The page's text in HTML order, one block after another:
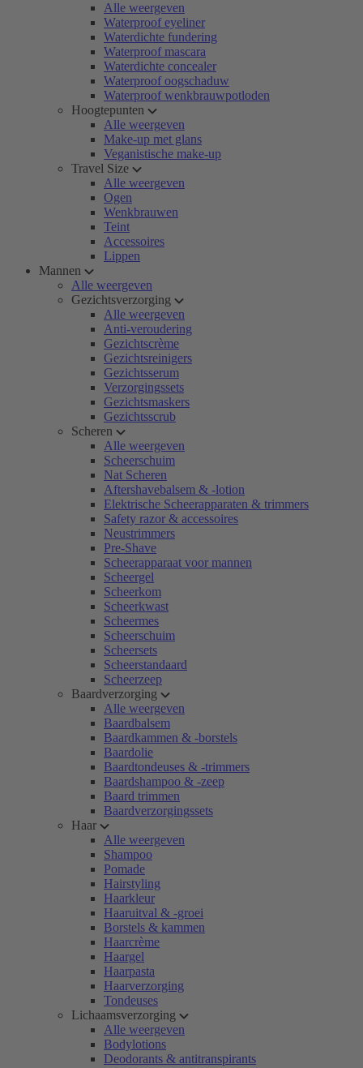
Alle weergeven
Waterproof eyeliner
Waterdichte fundering
Waterproof mascara
Waterdichte concealer
Waterproof oogschaduw
Waterproof wenkbrauwpotloden
Hoogtepunten
Alle weergeven
Make-up met glans
Veganistische make-up
Travel Size
Alle weergeven
Ogen
Wenkbrauwen
Teint
Accessoires
Lippen
Mannen
Alle weergeven
Gezichtsverzorging
Alle weergeven
Anti-veroudering
Gezichtscrème
Gezichtsreinigers
Gezichtsserum
Verzorgingssets
Gezichtsmaskers
Gezichtsscrub
Scheren
Alle weergeven
Scheerschuim
Nat Scheren
Aftershavebalsem & -lotion
Elektrische Scheerapparaten & trimmers
Safety razor & accessoires
Neustrimmers
Pre-Shave
Scheerapparaat voor mannen
Scheergel
Scheerkom
Scheerkwast
Scheermes
Scheerschuim
Scheersets
Scheerstandaard
Scheerzeep
Baardverzorging
Alle weergeven
Baardbalsem
Baardkammen & -borstels
Baardolie
Baardtondeuses & -trimmers
Baardshampoo & -zeep
Baard trimmen
Baardverzorgingssets
Haar
Alle weergeven
Shampoo
Pomade
Hairstyling
Haarkleur
Haaruitval & -groei
Borstels & kammen
Haarcrème
Haargel
Haarpasta
Haarverzorging
Tondeuses
Lichaamsverzorging
Alle weergeven
Bodylotions
Deodorants & antitranspirants